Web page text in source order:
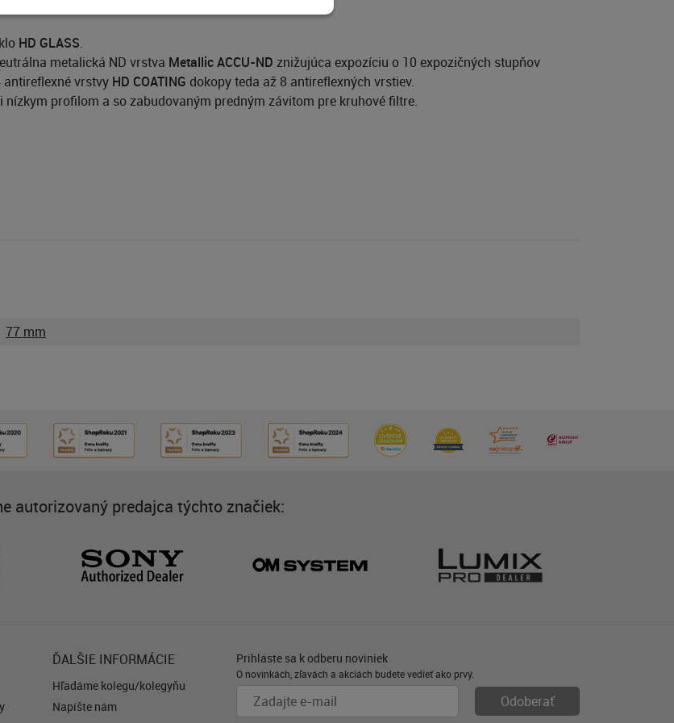
HD GLASS.
metalická ND vrstva Metallic ACCU-ND znižujúca expozíciu o 10 expozičných stupňov
vrstvy HD COATING dokopy teda až 8 antireflexných vrstiev.
nízkym profilom a so zabudovaným predným závitom pre kruhové filtre.
77 mm
autorizovaný predajca týchto značiek:
ĎALŠIE INFORMÁCIE
Hľadáme kolegu/kolegyňu
Napíšte nám
Prihláste sa k odberu noviniek
O novinkách, zľavách a akciách budete vedieť ako prvý.